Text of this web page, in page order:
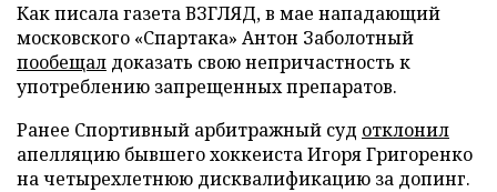
Как писала газета ВЗГЛЯД, в мае нападающий
московского «Спартака» Антон Заболотный
пообещал доказать свою непричастность к
употреблению запрещенных препаратов.
Ранее Спортивный арбитражный суд отклонил
апелляцию бывшего хоккеиста Игоря Григоренко
на четырехлетнюю дисквалификацию за допинг.